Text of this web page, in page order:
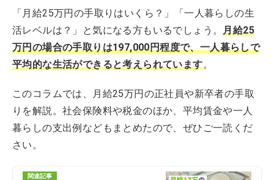
「月給25万円の手取りはいくら？」「一人暮らしの生
活レベルは？」と気になる方もいるでしょう。月給25
万円の場合の手取りは197,000円程度で、一人暮らしで
平均的な生活ができると考えられています。
このコラムでは、月給25万円の正社員や新卒者の手取
りを解説。社会保険料や税金のほか、平均賃金や一人
暮らしの支出例などもまとめたので、ぜひご一読くだ
さい。
関連記事